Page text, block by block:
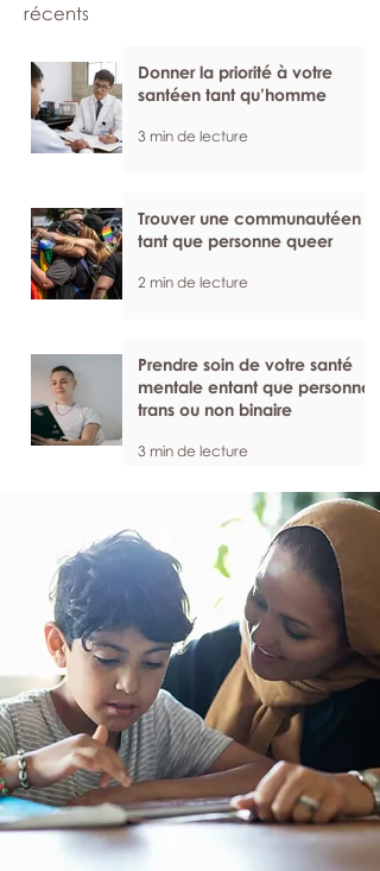
récents
Donner la priorité à votre
santéen tant qu’homme
3 min de lecture
Trouver une communautéen
tant que personne queer
2 min de lecture
Prendre soin de votre santé
mentale entant que personne
trans ou non binaire
3 min de lecture